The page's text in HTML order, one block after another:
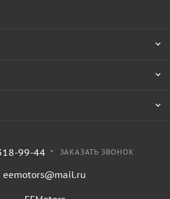
99-44 ЗАКАЗАТЬ ЗВОНОК
eemotors@mail.ru